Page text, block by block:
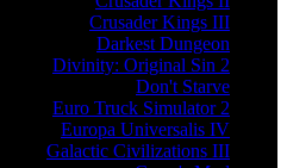
Crusader Kings III
Darkest Dungeon
Divinity: Original Sin 2
Don't Starve
Euro Truck Simulator 2
Europa Universalis IV
Galactic Civilizations III